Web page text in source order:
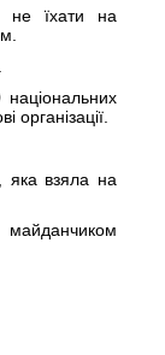
не їхати на
організації.
яка взяла на